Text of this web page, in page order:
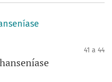
41 a 44